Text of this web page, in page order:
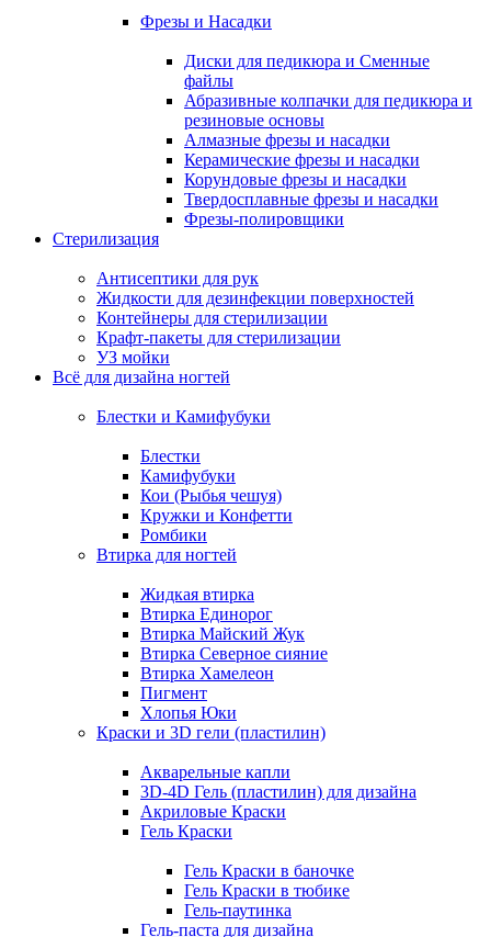
Фрезы и Насадки
Диски для педикюра и Сменные
файлы
Абразивные колпачки для педикюра и
резиновые основы
Алмазные фрезы и насадки
Керамические фрезы и насадки
Корундовые фрезы и насадки
Твердосплавные фрезы и насадки
Фрезы-полировщики
Стерилизация
Антисептики для рук
Жидкости для дезинфекции поверхностей
Контейнеры для стерилизации
Крафт-пакеты для стерилизации
УЗ мойки
Всё для дизайна ногтей
Блестки и Камифубуки
Блестки
Камифубуки
Кои (Рыбья чешуя)
Кружки и Конфетти
Ромбики
Втирка для ногтей
Жидкая втирка
Втирка Единорог
Втирка Майский Жук
Втирка Северное сияние
Втирка Хамелеон
Пигмент
Хлопья Юки
Краски и 3D гели (пластилин)
Акварельные капли
3D-4D Гель (пластилин) для дизайна
Акриловые Краски
Гель Краски
Гель Краски в баночке
Гель Краски в тюбике
Гель-паутинка
Гель-паста для дизайна